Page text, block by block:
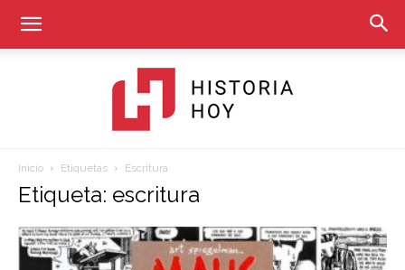
Hoy
Inicio Etiquetas Escritura
Etiqueta: escritura